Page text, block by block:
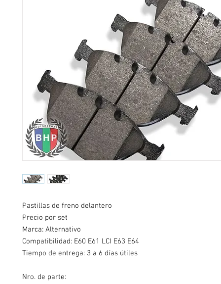
Pastillas de freno delantero
Precio por set
Marca: Alternativo
Compatibilidad: E60 E61 LCI E63 E64
Tiempo de entrega: 3 a 6 días útiles
Nro. de parte: